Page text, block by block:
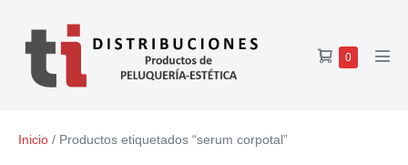
0
Inicio / Productos etiquetados “serum corpotal”